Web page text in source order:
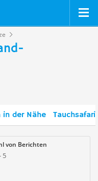
in der Nähe
von Berichten
5